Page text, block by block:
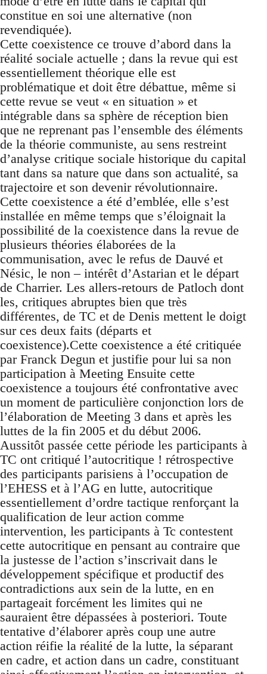
constitue en soi une alternative (non
revendiquée).
Cette coexistence ce trouve d’abord dans la
réalité sociale actuelle ; dans la revue qui est
essentiellement théorique elle est
problématique et doit être débattue, même si
cette revue se veut « en situation » et
intégrable dans sa sphère de réception bien
que ne reprenant pas l’ensemble des éléments
de la théorie communiste, au sens restreint
d’analyse critique sociale historique du capital
tant dans sa nature que dans son actualité, sa
trajectoire et son devenir révolutionnaire.
Cette coexistence a été d’emblée, elle s’est
installée en même temps que s’éloignait la
possibilité de la coexistence dans la revue de
plusieurs théories élaborées de la
communisation, avec le refus de Dauvé et
Nésic, le non – intérêt d’Astarian et le départ
de Charrier. Les allers-retours de Patloch dont
les, critiques abruptes bien que très
différentes, de TC et de Denis mettent le doigt
sur ces deux faits (départs et
coexistence).Cette coexistence a été critiquée
par Franck Degun et justifie pour lui sa non
participation à Meeting Ensuite cette
coexistence a toujours été confrontative avec
un moment de particulière conjonction lors de
l’élaboration de Meeting 3 dans et après les
luttes de la fin 2005 et du début 2006.
Aussitôt passée cette période les participants à
TC ont critiqué l’autocritique ! rétrospective
des participants parisiens à l’occupation de
l’EHESS et à l’AG en lutte, autocritique
essentiellement d’ordre tactique renforçant la
qualification de leur action comme
intervention, les participants à Tc contestent
cette autocritique en pensant au contraire que
la justesse de l’action s’inscrivait dans le
développement spécifique et productif des
contradictions aux sein de la lutte, en en
partageait forcément les limites qui ne
sauraient être dépassées à posteriori. Toute
tentative d’élaborer après coup une autre
action réifie la réalité de la lutte, la séparant
en cadre, et action dans un cadre, constituant